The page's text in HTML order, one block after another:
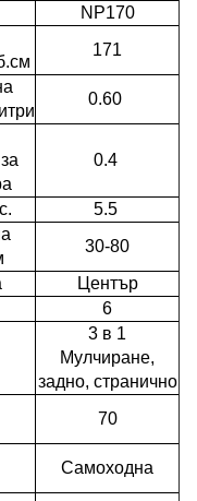
NP170
171
0.60
0.4
5.5
30-80
Център
6
3 в 1
Мулчиране,
задно, странично
70
Самоходна